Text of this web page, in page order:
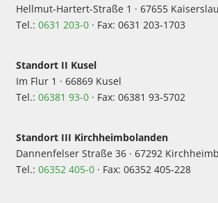
Hellmut-Hartert-Straße 1 · 67655
Tel.: 0631 203-0 · Fax: 0631 203-1703
Standort II Kusel
Im Flur 1 · 66869 Kusel
Tel.: 06381 93-0 · Fax: 06381 93-5702
Standort III Kirchheimbolanden
Dannenfelser Straße 36 · 67292
Tel.: 06352 405-0 · Fax: 06352 405-228